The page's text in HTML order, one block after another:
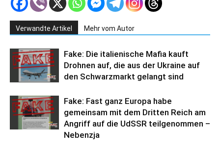
Verwandte Artikel Mehr vom Autor
Fake: Die italienische Mafia kauft
Drohnen auf, die aus der Ukraine auf
den Schwarzmarkt gelangt sind
Fake: Fast ganz Europa habe
gemeinsam mit dem Dritten Reich am
Angriff auf die UdSSR teilgenommen –
Nebenzja